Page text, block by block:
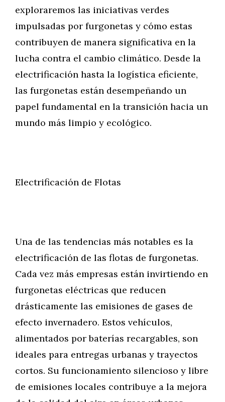
exploraremos las iniciativas verdes
impulsadas por furgonetas y cómo estas
contribuyen de manera significativa en la
lucha contra el cambio climático. Desde la
electrificación hasta la logística eficiente,
las furgonetas están desempeñando un
papel fundamental en la transición hacia un
mundo más limpio y ecológico.
Electrificación de Flotas
Una de las tendencias más notables es la
electrificación de las flotas de furgonetas.
Cada vez más empresas están invirtiendo en
furgonetas eléctricas que reducen
drásticamente las emisiones de gases de
efecto invernadero. Estos vehículos,
alimentados por baterías recargables, son
ideales para entregas urbanas y trayectos
cortos. Su funcionamiento silencioso y libre
de emisiones locales contribuye a la mejora